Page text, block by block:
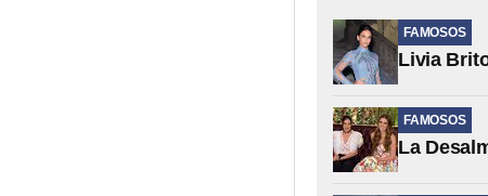
FAMOSOS
Livia
FAMOSOS
La